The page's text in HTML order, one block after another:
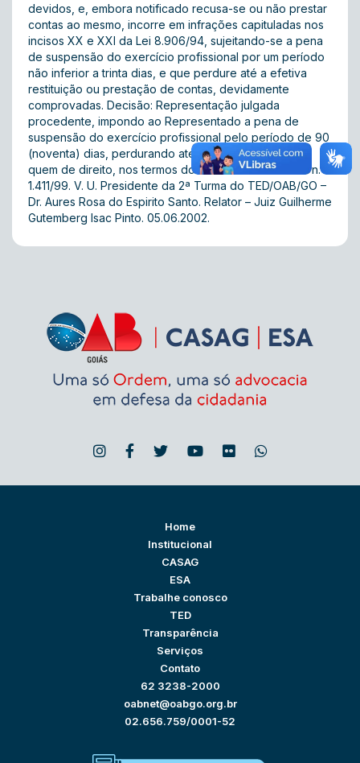
devidos, e, embora notificado recusa-se ou não prestar
contas ao mesmo, incorre em infrações capituladas nos
incisos XX e XXI da Lei 8.906/94, sujeitando-se a pena
de suspensão do exercício profissional por um período
não inferior a trinta dias, e que perdure até a efetiva
restituição ou prestação de contas, devidamente
comprovadas. Decisão: Representação julgada
procedente, impondo ao Representado a pena de
suspensão do exercício profissional pelo período de 90
(noventa) dias, perdurando até que preste contas a
quem de direito, nos termos do voto do Relator. P. D. n.º
1.411/99. V. U. Presidente da 2ª Turma do TED/OAB/GO –
Dr. Aures Rosa do Espirito Santo. Relator – Juiz Guilherme
Gutemberg Isac Pinto. 05.06.2002.
Home
Institucional
CASAG
ESA
Trabalhe conosco
TED
Transparência
Serviços
Contato
62 3238-2000
oabnet@oabgo.org.br
02.656.759/0001-52